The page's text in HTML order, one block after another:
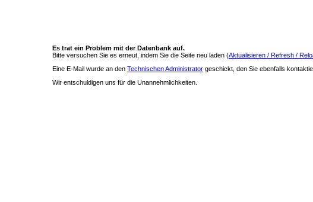
Es trat ein Problem mit der Datenbank auf.
Bitte versuchen Sie es erneut, indem Sie die Seite neu laden (Aktualisieren / Refresh /
Eine E-Mail wurde an den Technischen Administrator geschickt, den Sie ebenfalls
Wir entschuldigen uns für die Unannehmlichkeiten.